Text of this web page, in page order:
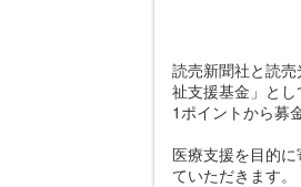
読売新聞社と読
祉支援基金」とし
1ポイントから募
医療支援を目的
ていただきます。